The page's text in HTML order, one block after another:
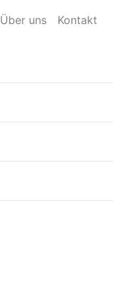
Über uns Kontakt